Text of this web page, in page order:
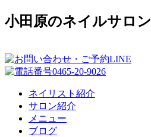
小田原のネイルサロン
ネイリスト紹介
サロン紹介
メニュー
ブログ